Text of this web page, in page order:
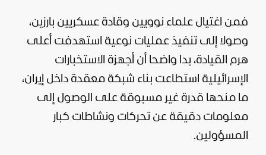
فمن اغتيال علماء نوويين وقادة عسكريين بارزين،
وصولا إلى تنفيذ عمليات نوعية استهدفت أعلى
هرم القيادة، بدا واضحا أن أجهزة الاستخبارات
الإسرائيلية استطاعت بناء شبكة معقدة داخل إيران،
ما منحها قدرة غير مسبوقة على الوصول إلى
معلومات دقيقة عن تحركات ونشاطات كبار
المسؤولين.